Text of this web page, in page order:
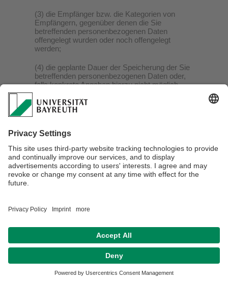
(3) die Empfänger bzw. die Kategorien von
Empfängern, gegenüber denen die Sie
betreffenden personenbezogenen Daten
offengelegt wurden oder noch offengelegt
werden;
(4) die geplante Dauer der Speicherung der Sie
betreffenden personenbezogenen Daten oder,
falls konkrete Angaben hierzu nicht möglich
Speicherdauer;
oder Löschung der Sie betreffenden
personenbezogenen Daten, eines Rechts auf
Einschränkung der Verarbeitung durch den
Verantwortlichen oder eines
Widerspruchsrechts gegen diese Verarbeitung;
(7) alle verfügbaren Informationen über die
personenbezogenen Daten nicht bei der
betroffenen Person erhoben werden;
(8) das Bestehen einer automatisierten
Entscheidungsfindung einschließlich Profiling
gemäß Art. 22 Abs. 1 und 4 DSGVO und –